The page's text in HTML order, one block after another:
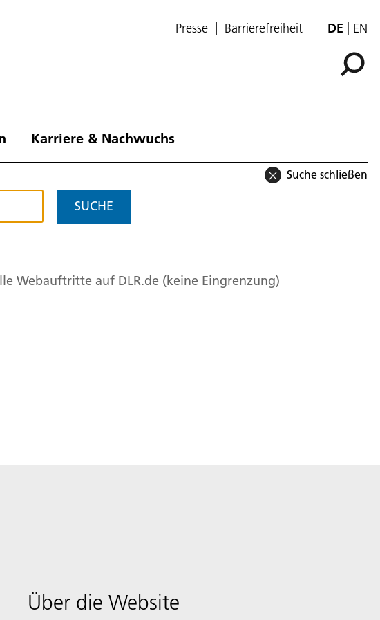
Presse Barrierefreiheit DE EN
Karriere & Nachwuchs
Suche schließen
SUCHE
Webauftritte auf DLR.de (keine Eingrenzung)
Über die Website